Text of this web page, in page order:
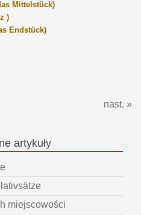
Mittelstück)
)
Endstück)
nast. »
artykuły
miejscowości